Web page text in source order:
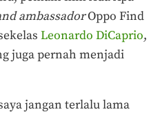
ambassadorOppo Find
Leonardo DiCaprio,
juga pernah menjadi
jangan terlalu lama